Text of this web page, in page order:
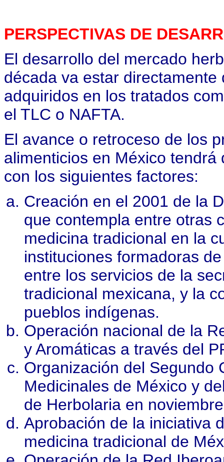
PERSPECTIVAS DE
El desarrollo del mercado
década va estar
adquiridos en los tratados
el TLC o NAFTA.
El avance o retroceso de los
alimenticios en México
con los siguientes factores:
Creación en el 2001 de la
que contempla entre otras
medicina tradicional en la
instituciones formadoras
entre los servicios de la
tradicional mexicana, y la
pueblos indígenas.
Operación nacional de la
y Aromáticas a través del
Organización del Segundo
Medicinales de México y
de Herbolaria en
Aprobación de la iniciativa
medicina tradicional de